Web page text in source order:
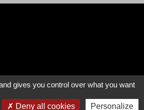
gives you control over what you want
Deny all cookies Personalize